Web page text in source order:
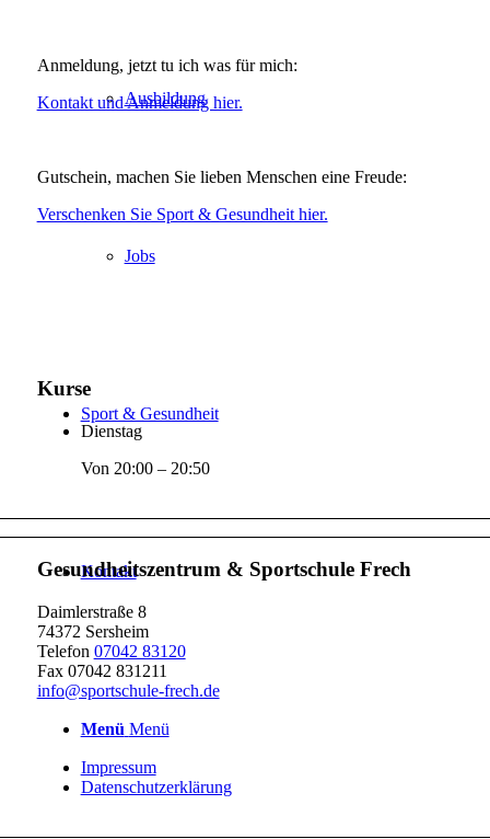
Ausbildung
Jobs
Sport & Gesundheit
Kontakt
Menü Menü
Anmeldung, jetzt tu ich was für mich:
Kontakt und Anmeldung hier.
Gutschein, machen Sie lieben Menschen eine Freude:
Verschenken Sie Sport & Gesundheit hier.
Kurse
Dienstag
Von 20:00 – 20:50
Gesundheitszentrum & Sportschule Frech
Daimlerstraße 8
74372 Sersheim
Telefon 07042 83120
Fax 07042 831211
info@sportschule-frech.de
Impressum
Datenschutzerklärung